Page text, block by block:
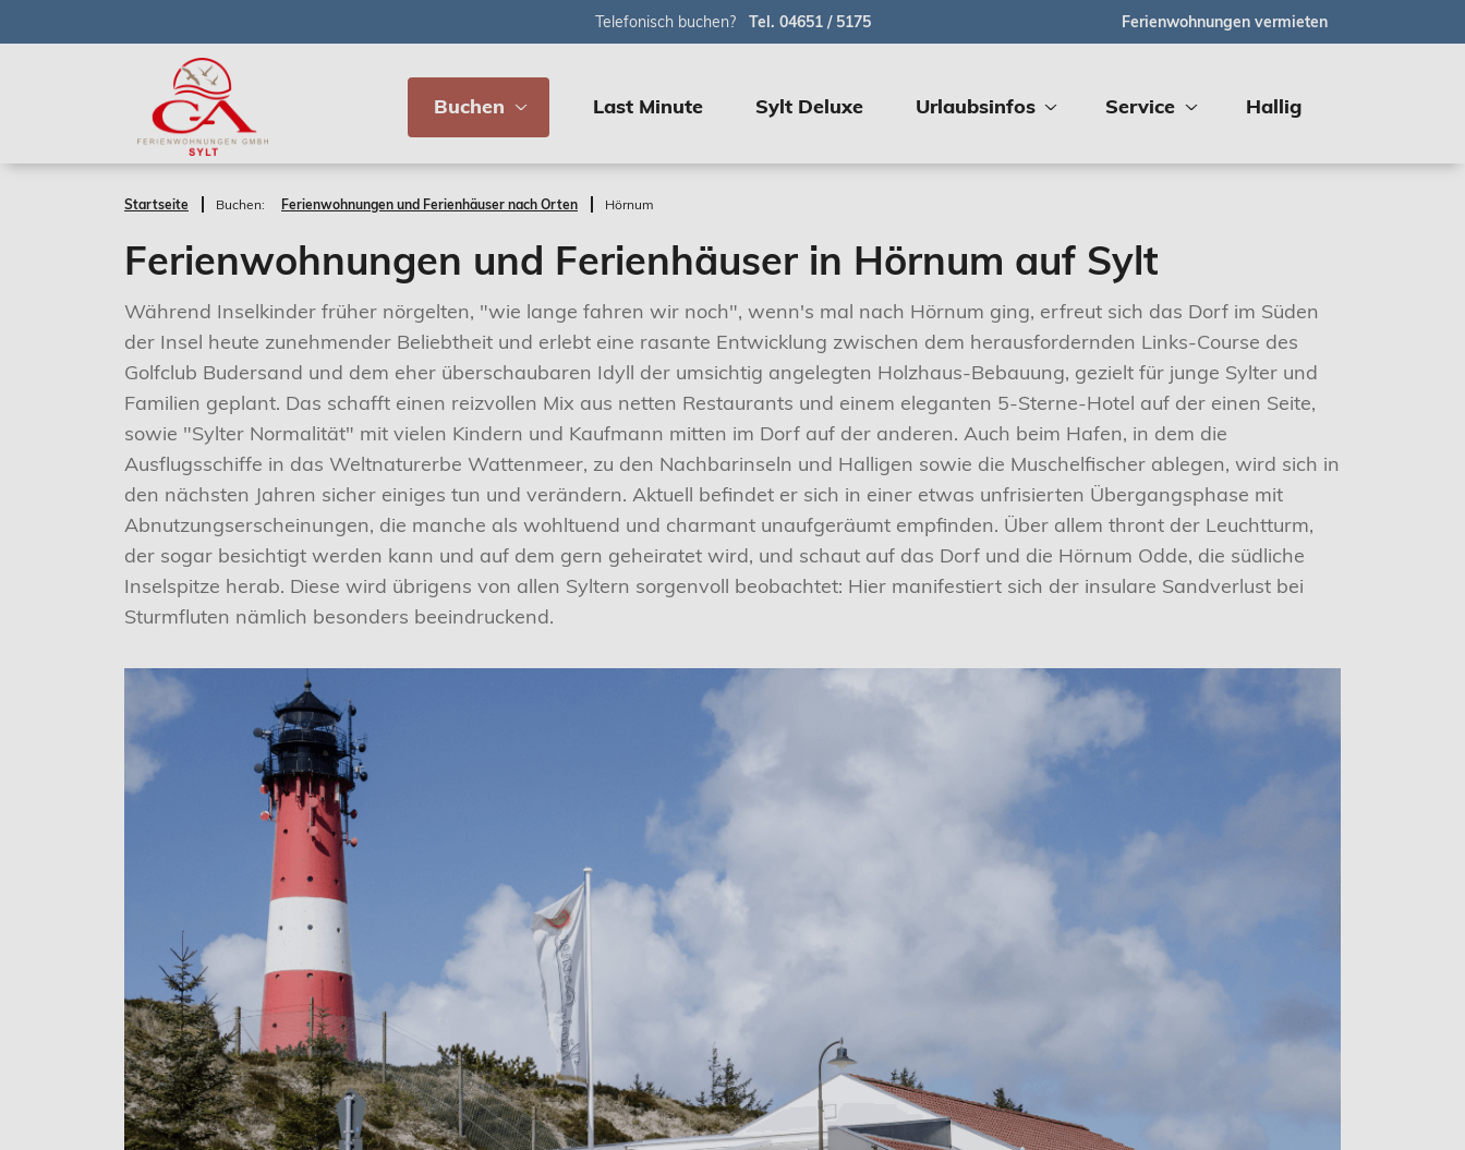
Telefonisch buchen? Tel. 04651 / 5175 Ferienwohnungen vermieten
Buchen Last Minute Sylt Deluxe Urlaubsinfos Service Hallig
Startseite Buchen: Ferienwohnungen und Ferienhäuser nach Orten Hörnum
Ferienwohnungen und Ferienhäuser in Hörnum auf Sylt
Während Inselkinder früher nörgelten, "wie lange fahren wir noch", wenn's mal nach Hörnum ging, erfreut sich das Dorf im Süden
der Insel heute zunehmender Beliebtheit und erlebt eine rasante Entwicklung zwischen dem herausfordernden Links-Course des
Golfclub Budersand und dem eher überschaubaren Idyll der umsichtig angelegten Holzhaus-Bebauung, gezielt für junge Sylter und
Familien geplant. Das schafft einen reizvollen Mix aus netten Restaurants und einem eleganten 5-Sterne-Hotel auf der einen Seite,
sowie "Sylter Normalität" mit vielen Kindern und Kaufmann mitten im Dorf auf der anderen. Auch beim Hafen, in dem die
Ausflugsschiffe in das Weltnaturerbe Wattenmeer, zu den Nachbarinseln und Halligen sowie die Muschelfischer ablegen, wird sich in
den nächsten Jahren sicher einiges tun und verändern. Aktuell befindet er sich in einer etwas unfrisierten Übergangsphase mit
Abnutzungserscheinungen, die manche als wohltuend und charmant unaufgeräumt empfinden. Über allem thront der Leuchtturm,
der sogar besichtigt werden kann und auf dem gern geheiratet wird, und schaut auf das Dorf und die Hörnum Odde, die südliche
Inselspitze herab. Diese wird übrigens von allen Syltern sorgenvoll beobachtet: Hier manifestiert sich der insulare Sandverlust bei
Sturmfluten nämlich besonders beeindruckend.